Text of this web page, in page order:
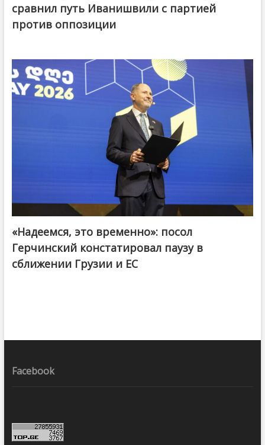
сравнил путь Иванишвили с партией
против оппозиции
«Надеемся, это временно»: посол
Герчинский констатировал паузу в
сближении Грузии и ЕС
Facebook